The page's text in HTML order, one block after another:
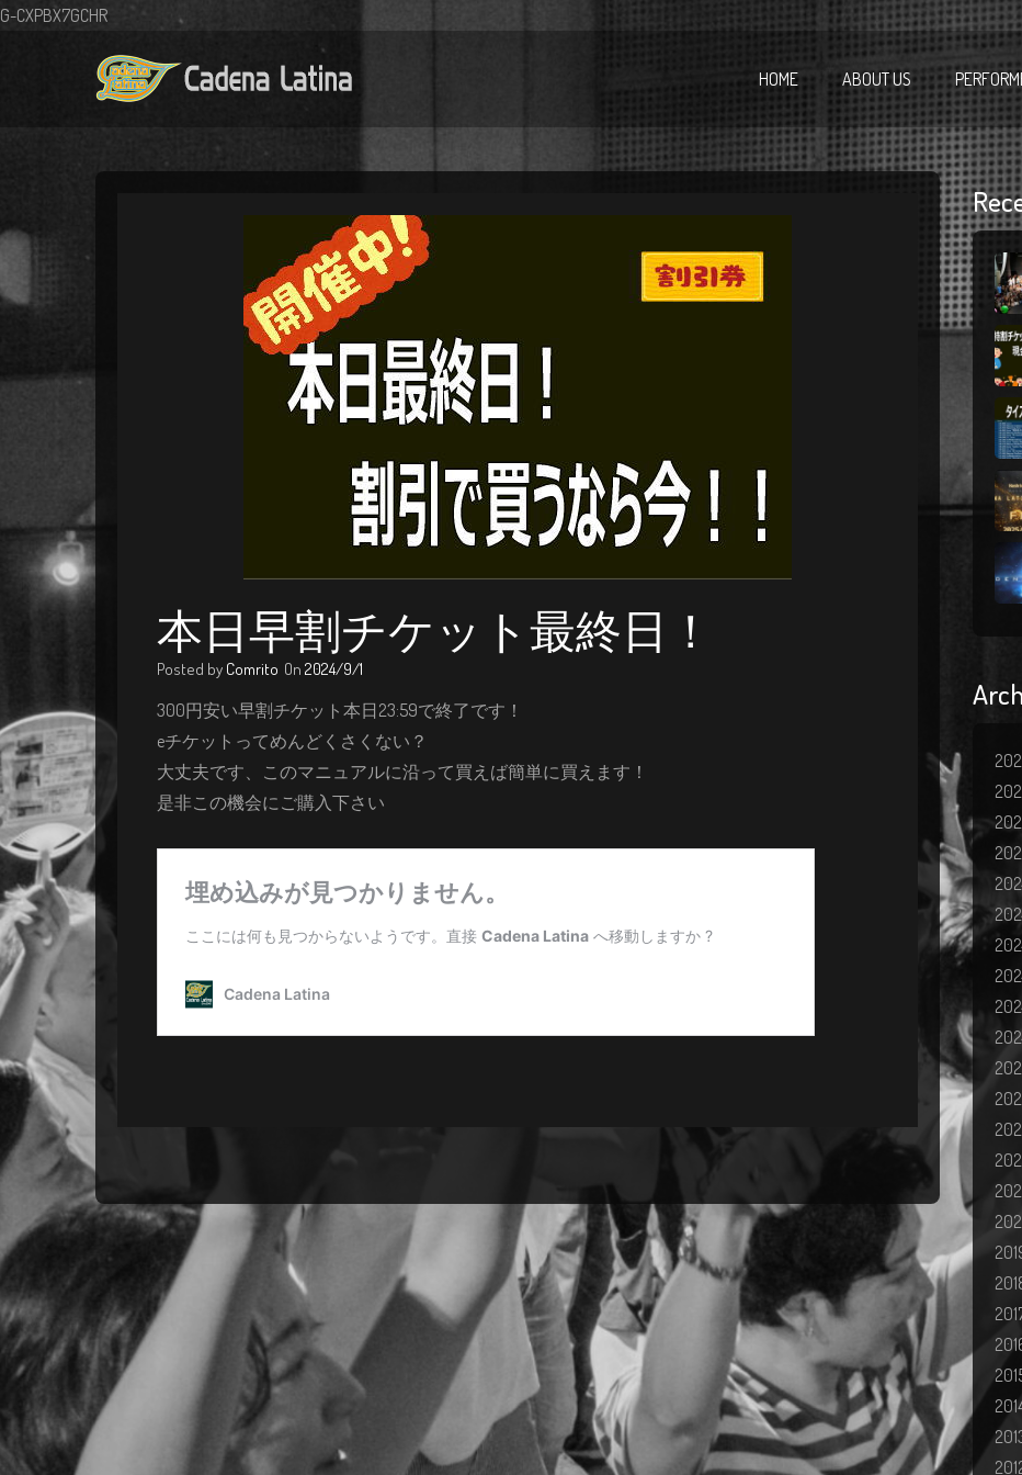
G-CXPBX7GCHR
HOME ABOUT US
本日早割チケット最終日！
Posted by Comrito On 2024/9/1
300円安い早割チケット本日23:59で終了です！
eチケットってめんどくさくない？
大丈夫です、このマニュアルに沿って買えば簡単に買えます！
是非この機会にご購入下さい